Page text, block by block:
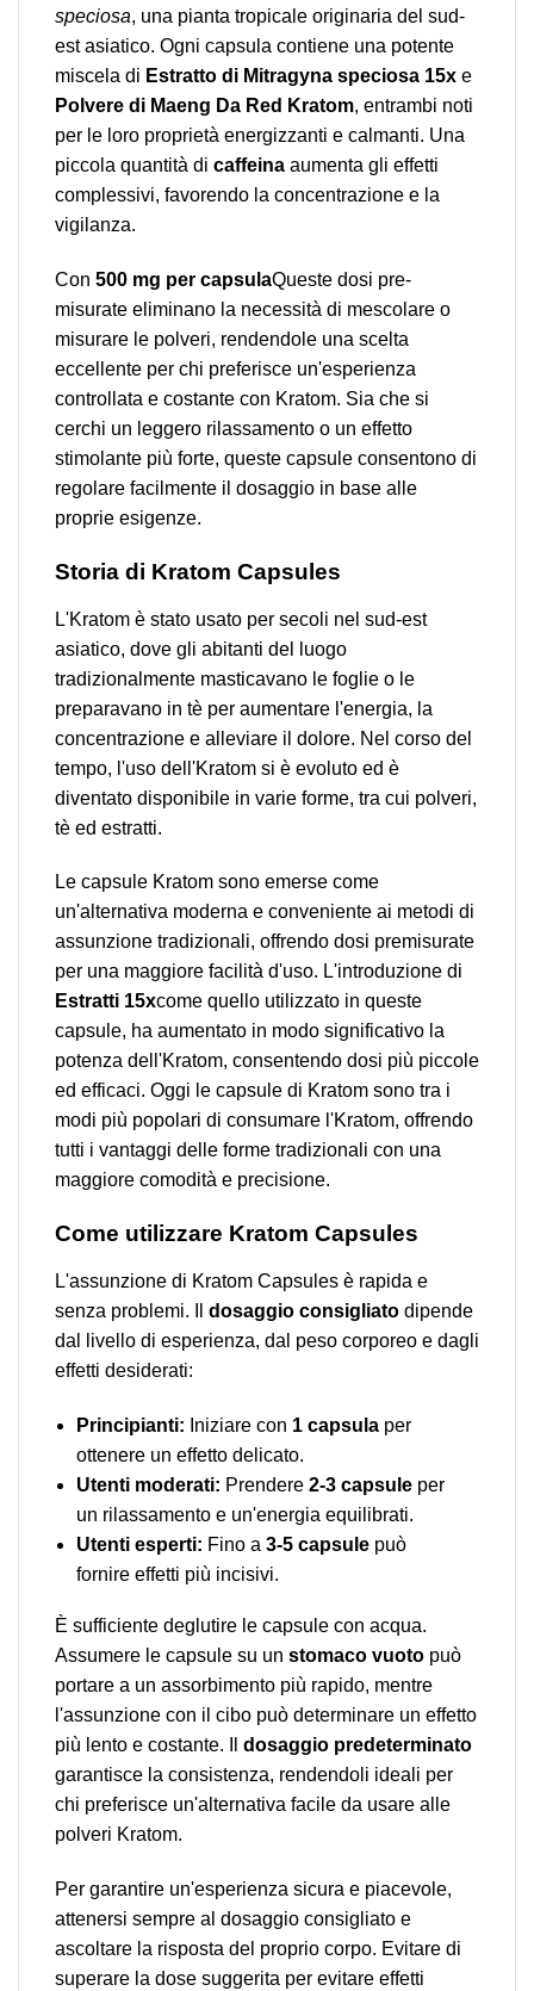
speciosa, una pianta tropicale originaria del sud-
est asiatico. Ogni capsula contiene una potente
miscela di Estratto di Mitragyna speciosa 15x e
Polvere di Maeng Da Red Kratom, entrambi noti
per le loro proprietà energizzanti e calmanti. Una
piccola quantità di caffeina aumenta gli effetti
complessivi, favorendo la concentrazione e la
vigilanza.
Con 500 mg per capsulaQueste dosi pre-
misurate eliminano la necessità di mescolare o
misurare le polveri, rendendole una scelta
eccellente per chi preferisce un'esperienza
controllata e costante con Kratom. Sia che si
cerchi un leggero rilassamento o un effetto
stimolante più forte, queste capsule consentono di
regolare facilmente il dosaggio in base alle
proprie esigenze.
Storia di Kratom Capsules
L'Kratom è stato usato per secoli nel sud-est
asiatico, dove gli abitanti del luogo
tradizionalmente masticavano le foglie o le
preparavano in tè per aumentare l'energia, la
concentrazione e alleviare il dolore. Nel corso del
tempo, l'uso dell'Kratom si è evoluto ed è
diventato disponibile in varie forme, tra cui polveri,
tè ed estratti.
Le capsule Kratom sono emerse come
un'alternativa moderna e conveniente ai metodi di
assunzione tradizionali, offrendo dosi premisurate
per una maggiore facilità d'uso. L'introduzione di
Estratti 15xcome quello utilizzato in queste
capsule, ha aumentato in modo significativo la
potenza dell'Kratom, consentendo dosi più piccole
ed efficaci. Oggi le capsule di Kratom sono tra i
modi più popolari di consumare l'Kratom, offrendo
tutti i vantaggi delle forme tradizionali con una
maggiore comodità e precisione.
Come utilizzare Kratom Capsules
L'assunzione di Kratom Capsules è rapida e
senza problemi. Il dosaggio consigliato dipende
dal livello di esperienza, dal peso corporeo e dagli
effetti desiderati:
Principianti: Iniziare con 1 capsula per
ottenere un effetto delicato.
Utenti moderati: Prendere 2-3 capsule per
un rilassamento e un'energia equilibrati.
Utenti esperti: Fino a 3-5 capsule può
fornire effetti più incisivi.
È sufficiente deglutire le capsule con acqua.
Assumere le capsule su un stomaco vuoto può
portare a un assorbimento più rapido, mentre
l'assunzione con il cibo può determinare un effetto
più lento e costante. Il dosaggio predeterminato
garantisce la consistenza, rendendoli ideali per
chi preferisce un'alternativa facile da usare alle
polveri Kratom.
Per garantire un'esperienza sicura e piacevole,
attenersi sempre al dosaggio consigliato e
ascoltare la risposta del proprio corpo. Evitare di
superare la dose suggerita per evitare effetti